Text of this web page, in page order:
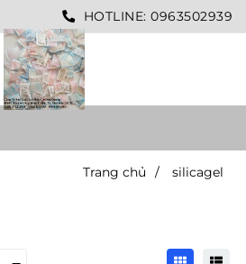
HOTLINE: 0963502939
Trang chủ / silicagel